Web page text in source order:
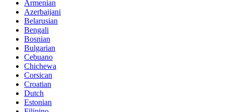
Armenian
Azerbaijani
Belarusian
Bengali
Bosnian
Bulgarian
Cebuano
Chichewa
Corsican
Croatian
Dutch
Estonian